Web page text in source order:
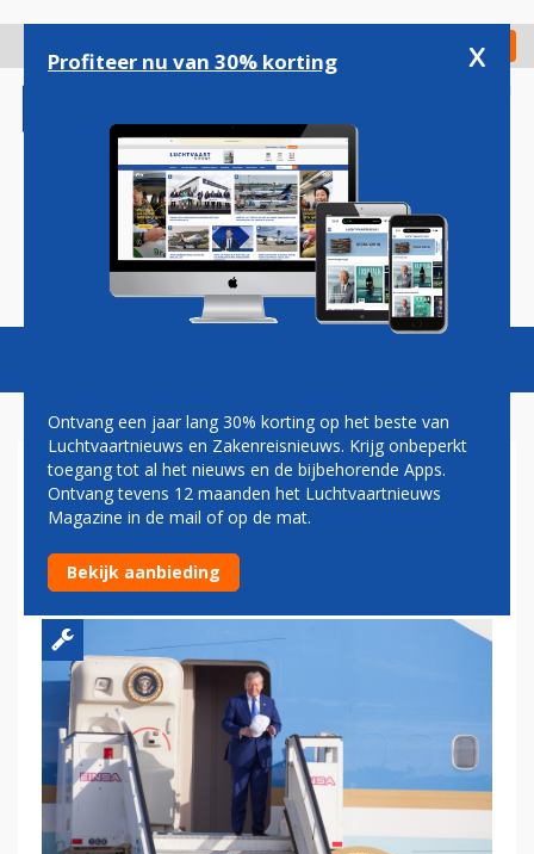
gaan
Check in
Magazine Podcasts Vacatures
CHINA KAN WEL 750 BOEING-
VLIEGTUIGEN KOPEN MEENT
TRUMP
Profiteer nu van 30% korting x
Ontvang een jaar lang 30% korting op het beste van
Luchtvaartnieuws en Zakenreisnieuws. Krijg onbeperkt
toegang tot al het nieuws en de bijbehorende Apps.
Ontvang tevens 12 maanden het Luchtvaartnieuws
Magazine in de mail of op de mat.
Bekijk aanbieding